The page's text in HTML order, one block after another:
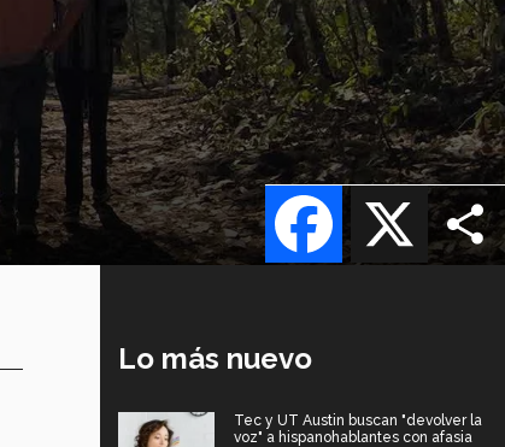
X
Facebook
Lo más nuevo
Tec y UT Austin buscan "devolver la
voz" a hispanohablantes con afasia